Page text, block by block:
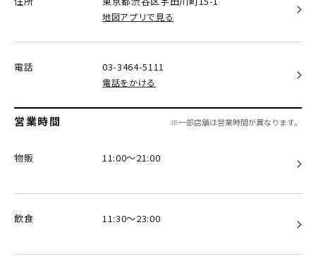
地図アプリで見る
電話 03-3464-5111
電話をかける
営業時間 ※一部店舗は営業時間が異なります。
物販 11:00～21:00
飲食 11:30～23:00